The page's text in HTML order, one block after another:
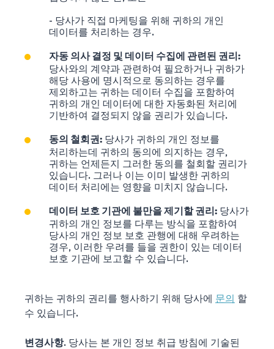
- 당사가 직접 마케팅을 위해 귀하의 개인
데이터를 처리하는 경우.
자동 의사 결정 및 데이터 수집에 관련된 권리:
당사와의 계약과 관련하여 필요하거나 귀하가
해당 사용에 명시적으로 동의하는 경우를
제외하고는 귀하는 데이터 수집을 포함하여
귀하의 개인 데이터에 대한 자동화된 처리에
기반하여 결정되지 않을 권리가 있습니다.
동의 철회권: 당사가 귀하의 개인 정보를
처리하는데 귀하의 동의에 의지하는 경우,
귀하는 언제든지 그러한 동의를 철회할 권리가
있습니다. 그러나 이는 이미 발생한 귀하의
데이터 처리에는 영향을 미치지 않습니다.
데이터 보호 기관에 불만을 제기할 권리: 당사가
귀하의 개인 정보를 다루는 방식을 포함하여
당사의 개인 정보 보호 관행에 대해 우려하는
경우, 이러한 우려를 들을 권한이 있는 데이터
보호 기관에 보고할 수 있습니다.
귀하는 귀하의 권리를 행사하기 위해 당사에 문의 할
수 있습니다.
변경사항. 당사는 본 개인 정보 취급 방침에 기술된